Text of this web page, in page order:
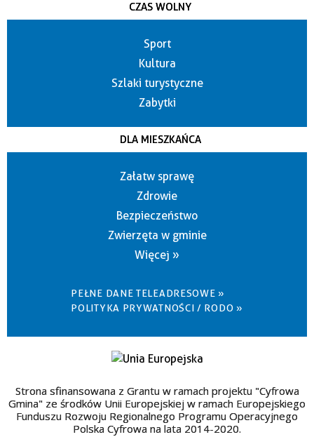
CZAS WOLNY
Sport
Kultura
Szlaki turystyczne
Zabytki
DLA MIESZKAŃCA
Załatw sprawę
Zdrowie
Bezpieczeństwo
Zwierzęta w gminie
Więcej »
PEŁNE DANE TELEADRESOWE »
POLITYKA PRYWATNOŚCI / RODO »
Strona sfinansowana z Grantu w ramach projektu "Cyfrowa
Gmina" ze środków Unii Europejskiej w ramach Europejskiego
Funduszu Rozwoju Regionalnego Programu Operacyjnego
Polska Cyfrowa na lata 2014-2020.